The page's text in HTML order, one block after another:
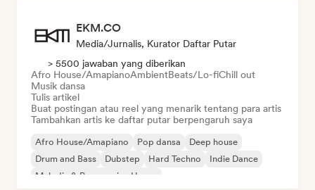
EKM.CO
Media/Jurnalis, Kurator Daftar Putar
> 5500 jawaban yang diberikan
Afro House/AmapianoAmbientBeats/Lo-fiChill out
Musik dansa
Tulis artikel
Buat postingan atau reel yang menarik tentang para artis
Tambahkan artis ke daftar putar berpengaruh saya
Afro House/Amapiano Pop dansa
Deep house
Drum and Bass
Dubstep Hard Techno
Indie Dance
Melodic & Progressive House